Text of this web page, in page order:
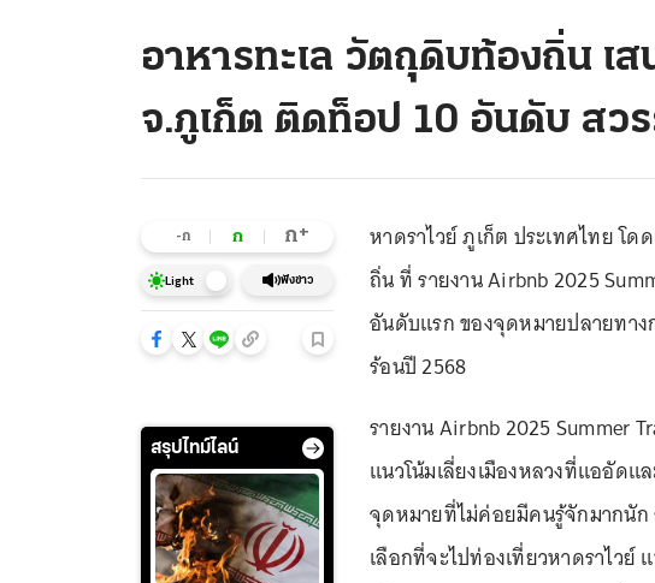
อาหารทะเล วัตถุดิบท้องถิ่น เ
จ.ภูเก็ต ติดท็อป 10 อันดับ สว
-ก ก ก+
Light ฟังข่าว
สรุปไทม์ไลน์
หาดราไวย์ ภูเก็ต ประเทศไทย โ
ถิ่น ที่ รายงาน Airbnb 2025
อันดับแรก ของจุดหมายปลายทาง
ร้อนปี 2568
รายงาน Airbnb 2025 Summer
แนวโน้มเลี่ยงเมืองหลวงที่แออัดแ
จุดหมายที่ไม่ค่อยมีคนรู้จักมากนัก
เลือกที่จะไปท่องเที่ยวหาดราไว